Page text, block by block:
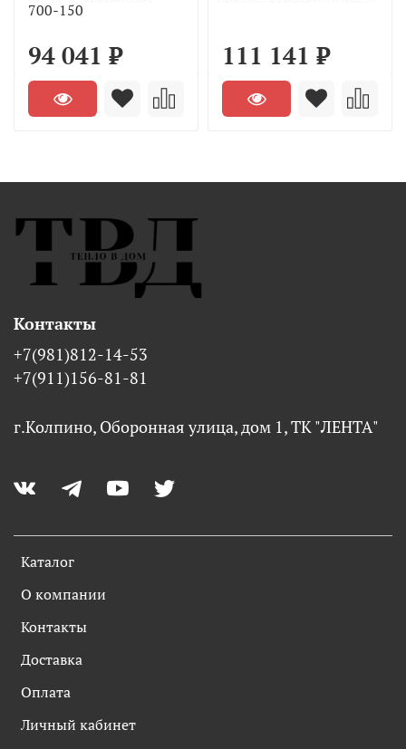
700-150
94 041 ₽ 111 141 ₽
Каталог
О компании
Контакты
Доставка
Оплата
Личный кабинет
Контакты
+7(981)812-14-53
+7(911)156-81-81
г.Колпино, Оборонная улица, дом 1, ТК "ЛЕНТА"